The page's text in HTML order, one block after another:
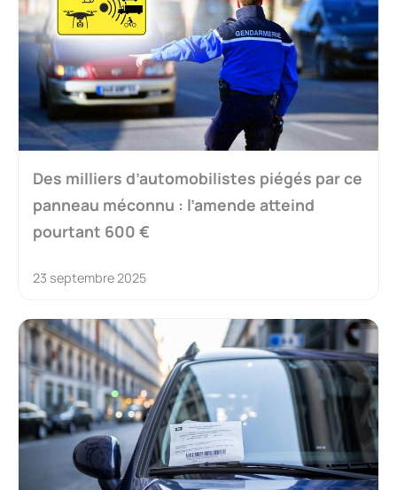
Des milliers d’automobilistes piégés par ce
panneau méconnu : l’amende atteind
pourtant 600 €
23 septembre 2025